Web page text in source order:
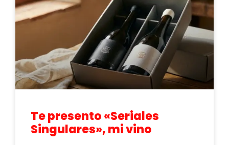
Te presento «Seriales
Singulares», mi vino